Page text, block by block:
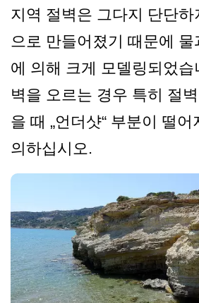
지역 절벽은 그다지 단단
으로 만들어졌기 때문에 물
에 의해 크게 모델링되었습
벽을 오르는 경우 특히 절
을 때 „언더샷“ 부분이 떨
의하십시오.